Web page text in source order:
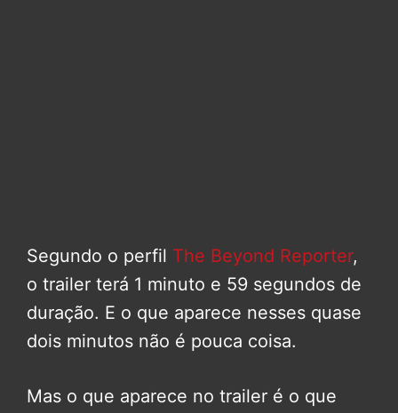
Segundo o perfil The Beyond Reporter,
o trailer terá 1 minuto e 59 segundos de
duração. E o que aparece nesses quase
dois minutos não é pouca coisa.
Mas o que aparece no trailer é o que